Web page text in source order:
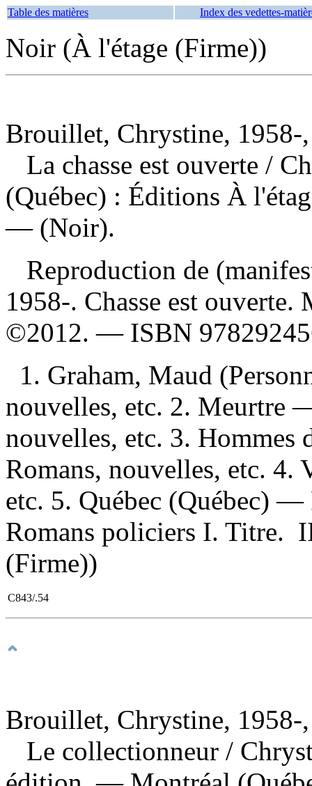
Table des matières Index des vedettes-
Noir (À l'étage (Firme))
Brouillet, Chrystine, 1958-
La chasse est ouverte /
(Québec) : Éditions À
— (Noir).
Reproduction de
1958-. Chasse est
©2012. — ISBN
1. Graham, Maud
nouvelles, etc. 2. Meurtre
nouvelles, etc. 3.
Romans, nouvelles, etc. 4.
etc. 5. Québec (Québec) —
Romans policiers I. Titre.
(Firme))
C843/.54
Brouillet, Chrystine, 1958-
Le collectionneur /